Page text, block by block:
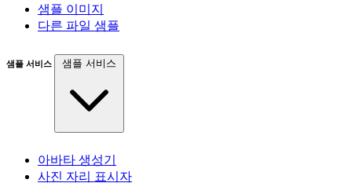
샘플 이미지
다른 파일 샘플
샘플 서비스 샘플 서비스
아바타 생성기
사진 자리 표시자